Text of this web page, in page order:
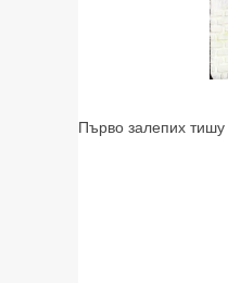
Първо залепих тишу